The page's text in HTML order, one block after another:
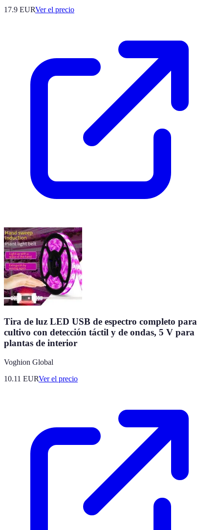
17.9 EURVer el precio
Tira de luz LED USB de espectro completo para
cultivo con detección táctil y de ondas, 5 V para
plantas de interior
Voghion Global
10.11 EURVer el precio